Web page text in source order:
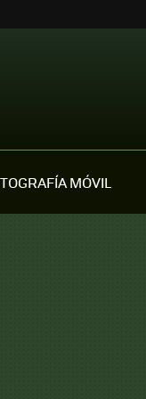
MÓVIL